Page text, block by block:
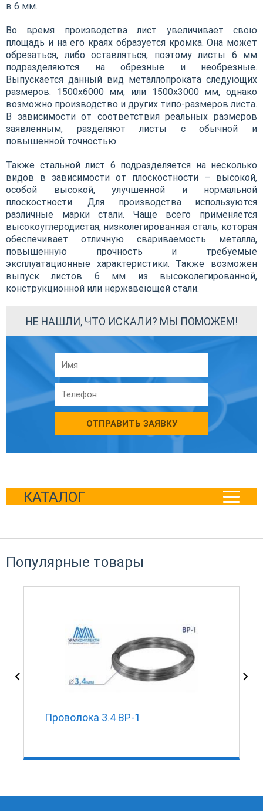
КАТАЛОГ
в 6 мм.
Во время производства лист увеличивает свою
площадь и на его краях образуется кромка. Она может
обрезаться, либо оставляться, поэтому листы 6 мм
подразделяются на обрезные и необрезные.
Выпускается данный вид металлопроката следующих
размеров: 1500х6000 мм, или 1500х3000 мм, однако
возможно производство и других типо-размеров листа.
В зависимости от соответствия реальных размеров
заявленным, разделяют листы с обычной и
повышенной точностью.
Также стальной лист 6 подразделяется на несколько
видов в зависимости от плоскостности – высокой,
особой высокой, улучшенной и нормальной
плоскостности. Для производства используются
различные марки стали. Чаще всего применяется
высокоуглеродистая, низколегированная сталь, которая
обеспечивает отличную свариваемость металла,
повышенную прочность и требуемые
эксплуатационные характеристики. Также возможен
выпуск листов 6 мм из высоколегированной,
конструкционной или нержавеющей стали.
НЕ НАШЛИ, ЧТО ИСКАЛИ? МЫ ПОМОЖЕМ!
ОТПРАВИТЬ ЗАЯВКУ
Популярные товары
Проволока 3.4 ВР-1